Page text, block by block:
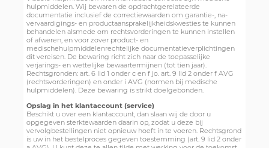
hulpmiddelen. Wij bewaren de opdrachtgerelateerde
documentatie inclusief de correctiewaarden om garantie-, na-
vervaardigings- en productaansprakelijkheidskwesties te kunnen
behandelen alsmede om rechtsvorderingen te kunnen instellen
of afweren, en voor zover product- en
medischehulpmiddelenrechtelijke documentatieverplichtingen
dit vereisen. De bewaring richt zich naar de toepasselijke
verjarings- en wettelijke bewaartermijnen (tot tien jaar).
Rechtsgronden: art. 6 lid 1 onder c en f jo. art. 9 lid 2 onder f AVG
(rechtsvorderingen) en onder i AVG (normen bij medische
hulpmiddelen). Deze bewaring is strikt doelgebonden.
Opslag in het klantaccount (service)
Beschikt u over een klantaccount, dan slaan wij de door u
opgegeven sterktewaarden daarin op, zodat u deze bij
vervolgbestellingen niet opnieuw hoeft in te voeren. Rechtsgrond
is uw in het bestelproces gegeven toestemming (art. 9 lid 2 onder